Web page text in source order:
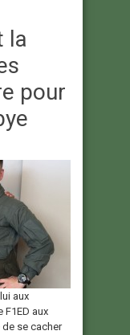
la
pour
aux
F1ED aux
de se cacher